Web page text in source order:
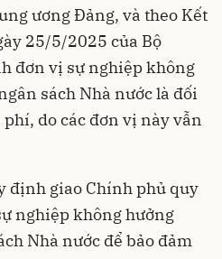
ương Đảng, và theo Kết
25/5/2025 của Bộ
đơn vị sự nghiệp không
sách Nhà nước là đối
do các đơn vị này vẫn
định giao Chính phủ quy
nghiệp không hưởng
Nhà nước để bảo đảm